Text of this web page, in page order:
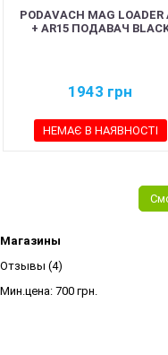
PODAVACH MAG LOADER
+ AR15 ПОДАВАЧ
1943 грн
НЕМАЄ В НАЯВНОСТІ
Магазины
Отзывы (4)
Мин.цена: 700 грн.